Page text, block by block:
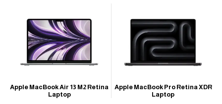
Apple MacBook Pro Retina XDR
Laptop
Apple MacBook Air 13 M2 Retina
Laptop